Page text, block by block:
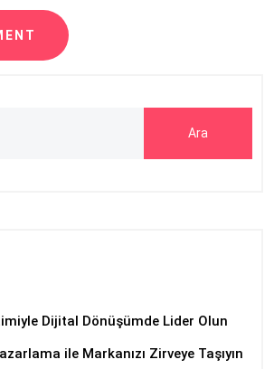
Ara
Dijital Dönüşümde Lider Olun
ile Markanızı Zirveye Taşıyın